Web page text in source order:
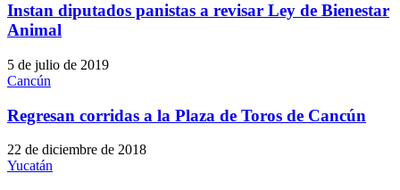
Instan diputados panistas a revisar Ley de Bienestar
Animal
5 de julio de 2019
Cancún
Regresan corridas a la Plaza de Toros de Cancún
22 de diciembre de 2018
Yucatán